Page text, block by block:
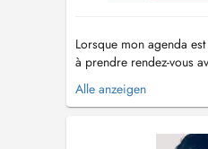
Lorsque mon agenda
à prendre rendez-vous
Hocine Lina avec qui je
Consultations sans
majoration -Accès selon
Alle anzeigen